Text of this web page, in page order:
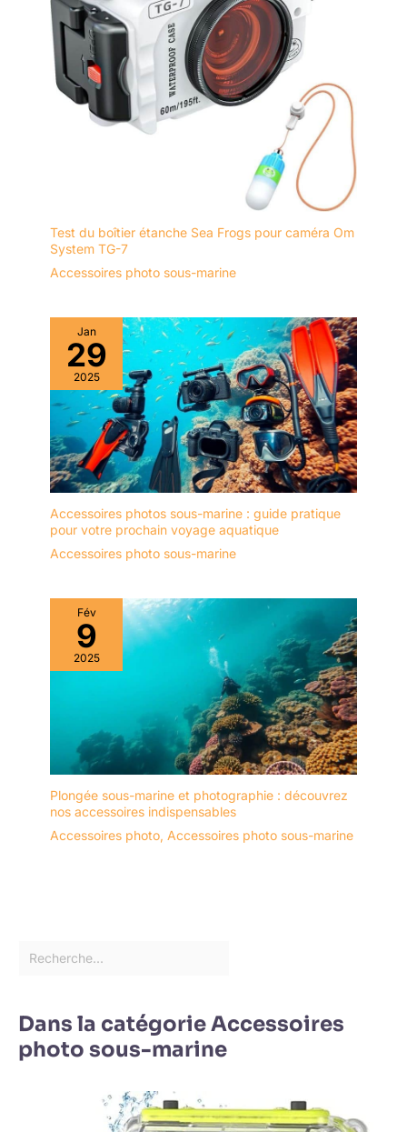
pêcher en lac, barrage, étang et tous autres plans d’eau. Sa
mallette de transport robuste et tendance en fait un cadeau
idéal pour la fête des pères, la Saint-Valentin, Noël et toutes les
fêtes. C’est une excellente idée de cadeau pour les enfants, les
débutants en pêche et les passionnés de pêche
Test du boîtier étanche Sea Frogs pour caméra Om
System TG-7
Accessoires photo sous-marine
Jan
29
2025
Accessoires photos sous-marine : guide pratique
pour votre prochain voyage aquatique
Accessoires photo sous-marine
Fév
9
2025
Plongée sous-marine et photographie : découvrez
nos accessoires indispensables
Accessoires photo, Accessoires photo sous-marine
Dans la catégorie Accessoires
photo sous-marine